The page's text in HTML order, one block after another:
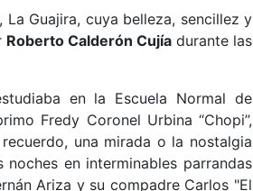
Guajira, cuya belleza, sencillez y
Roberto Calderón Cujía durante las
en la Escuela Normal de
Fredy Coronel Urbina “Chopi”,
una mirada o la nostalgia
en interminables parrandas
Ariza y su compadre Carlos "El